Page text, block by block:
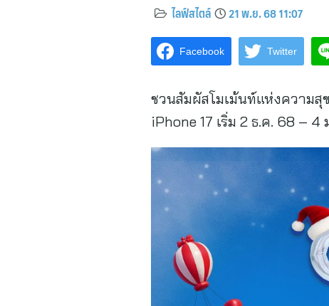
ไลฟ์สไตล์ 21 พ.ย. 68 11:07
Facebook Twitter
ชวนสัมผัสโมเม้นท์แห่งความ
iPhone 17 เริ่ม 2 ธ.ค. 68 – 4